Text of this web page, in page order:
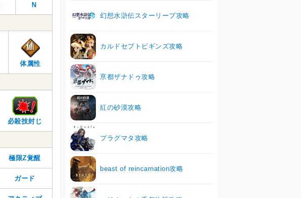
N
体属性
必殺技封じ
極限Z覚醒
ガード
幻想水滸伝スターリープ攻略
カルドセプトビギンズ攻略
亰都ザナドゥ攻略
紅の砂漠攻略
プラグマタ攻略
beast of reincarnation攻略